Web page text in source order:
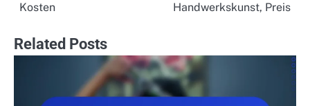
Kosten
Handwerkskunst, Preis
Related Posts